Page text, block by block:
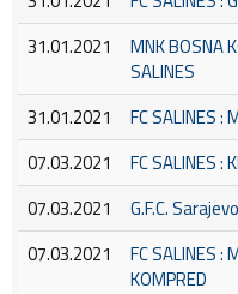
31.01.2021
MNK BOSNA
SALINES
31.01.2021
FC SALINES :
07.03.2021
FC SALINES :
07.03.2021
G.F.C.
07.03.2021
FC SALINES :
KOMPRED